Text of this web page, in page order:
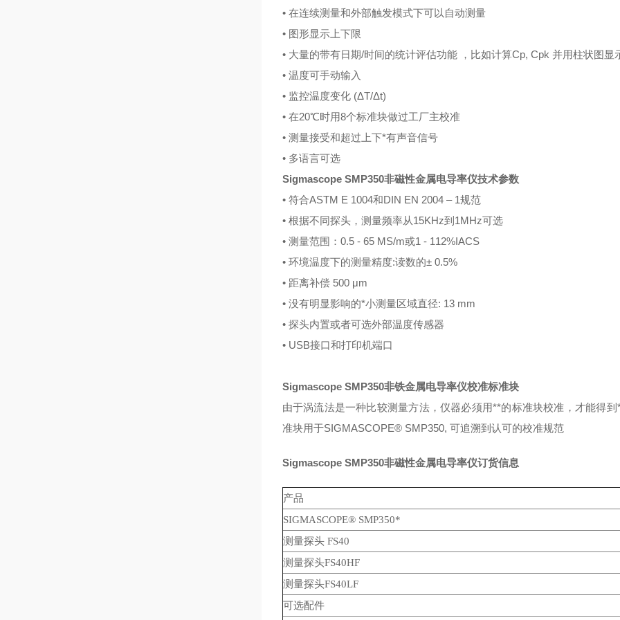
• 在连续测量和外部触发模式下可以自动测量
• 图形显示上下限
• 大量的带有日期/时间的统计评估功能 ，比如计算Cp, Cpk 并用柱状图显
• 温度可手动输入
• 监控温度变化 (ΔT/Δt)
• 在20℃时用8个标准块做过工厂主校准
• 测量接受和超过上下*有声音信号
• 多语言可选
Sigmascope SMP350非磁性金属电导率仪技术参数
• 符合ASTM E 1004和DIN EN 2004 – 1规范
• 根据不同探头，测量频率从15KHz到1MHz可选
• 测量范围：0.5 - 65 MS/m或1 - 112%IACS
• 环境温度下的测量精度:读数的± 0.5%
• 距离补偿 500 μm
• 没有明显影响的*小测量区域直径: 13 mm
• 探头内置或者可选外部温度传感器
• USB接口和打印机端口
Sigmascope SMP350非铁金属电导率仪校准标准块
由于涡流法是一种比较测量方法，仪器必须用**的标准块校准，才能得
准块用于SIGMASCOPE® SMP350, 可追溯到认可的校准规范
Sigmascope SMP350非磁性金属电导率仪订货信息
产品
SIGMASCOPE® SMP350*
测量探头 FS40
测量探头FS40HF
测量探头FS40LF
可选配件